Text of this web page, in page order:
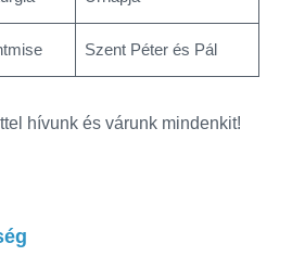
Szent Péter és Pál
hívunk és várunk mindenkit!